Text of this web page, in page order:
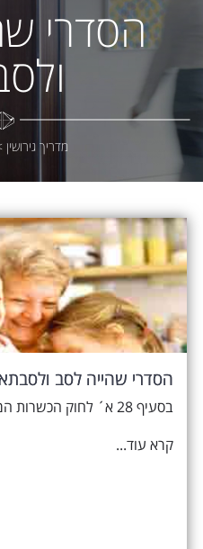
הסדרי
מדריך גירושין
הסדרי שהייה לסב
בסעיף 28 א´ לחוק הכשרות המשפטית והאפוטרופסות,
קרא עוד...